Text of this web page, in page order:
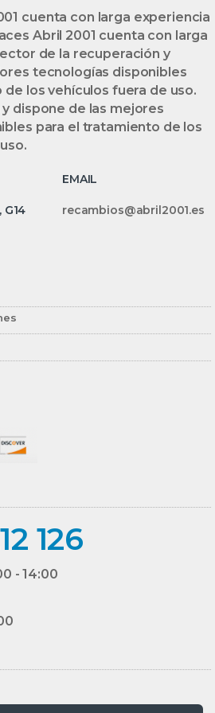
cuenta con larga experiencia
Abril 2001 cuenta con larga
de la recuperación y
tecnologías disponibles
los vehículos fuera de uso.
dispone de las mejores
para el tratamiento de los
EMAIL
G14
recambios@abril2001.es
126
- 14:00